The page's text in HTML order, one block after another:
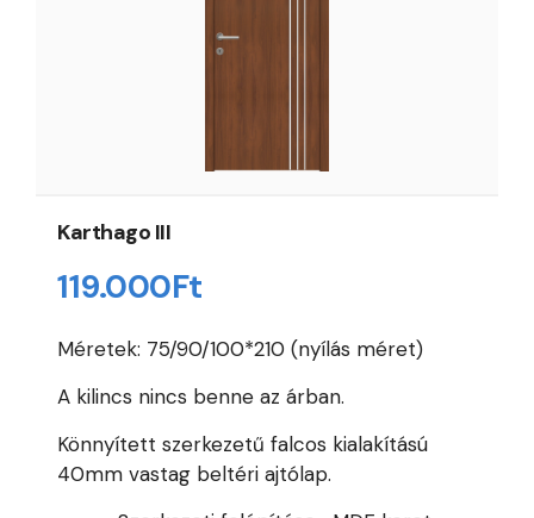
Karthago III
119.000Ft
Méretek: 75/90/100*210 (nyílás méret)
A kilincs nincs benne az árban.
Könnyített szerkezetű falcos kialakítású
40mm vastag beltéri ajtólap.